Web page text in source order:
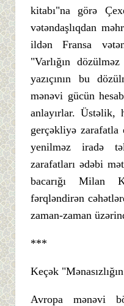
kitabı"na görə
vətəndaşlıqdan
ildən Fransa
"Varlığın
yazıçının bu
mənəvi gücün
anlayırlar. Üstəlik,
gerçəkliyə zarafatla
yenilməz iradə
zarafatları ədəbi
bacarığı Milan
fərqləndirən
zaman-zaman
***
Keçək
Avropa mənəvi